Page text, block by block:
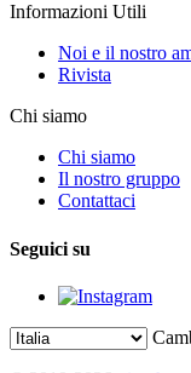
Informazioni Utili
Noi e il nostro
Rivista
Chi siamo
Chi siamo
Il nostro gruppo
Contattaci
Seguici su